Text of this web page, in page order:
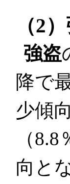
（2
強盗
降で
少傾
（
向と